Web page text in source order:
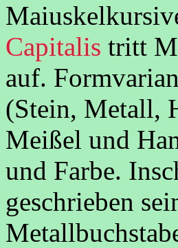
Capitalis tritt
auf.
(Stein, Metall,
Meißel und
und Farbe.
geschrieben